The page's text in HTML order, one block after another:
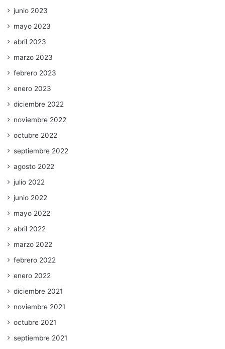
junio 2023
mayo 2023
abril 2023
marzo 2023
febrero 2023
enero 2023
diciembre 2022
noviembre 2022
octubre 2022
septiembre 2022
agosto 2022
julio 2022
junio 2022
mayo 2022
abril 2022
marzo 2022
febrero 2022
enero 2022
diciembre 2021
noviembre 2021
octubre 2021
septiembre 2021